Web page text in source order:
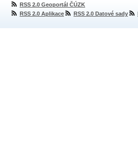
RSS 2.0 Geoportál ČÚZK
RSS 2.0 Aplikace
RSS 2.0 Datové sady